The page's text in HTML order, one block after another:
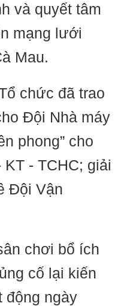
và quyết tâm
mạng lưới
Mau.
chức đã trao
Đội Nhà máy
phong” cho
- TCHC; giải
Đội Vận
chơi bổ ích
cố lại kiến
động ngày